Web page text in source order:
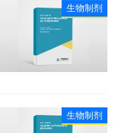
生物制剂
生物制剂